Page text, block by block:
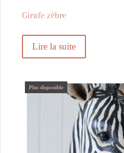
Girafe zèbre
Lire la suite
Plus disponible